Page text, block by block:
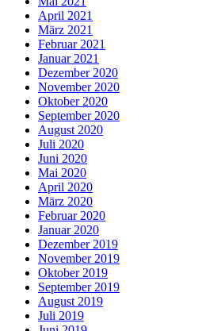
April 2021
März 2021
Februar 2021
Januar 2021
Dezember 2020
November 2020
Oktober 2020
September 2020
August 2020
Juli 2020
Juni 2020
Mai 2020
April 2020
März 2020
Februar 2020
Januar 2020
Dezember 2019
November 2019
Oktober 2019
September 2019
August 2019
Juli 2019